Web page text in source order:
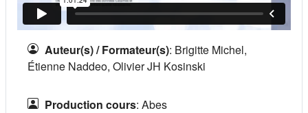
Auteur(s) / Formateur(s): Brigitte Michel,
Étienne Naddeo, Olivier JH Kosinski
Production cours: Abes